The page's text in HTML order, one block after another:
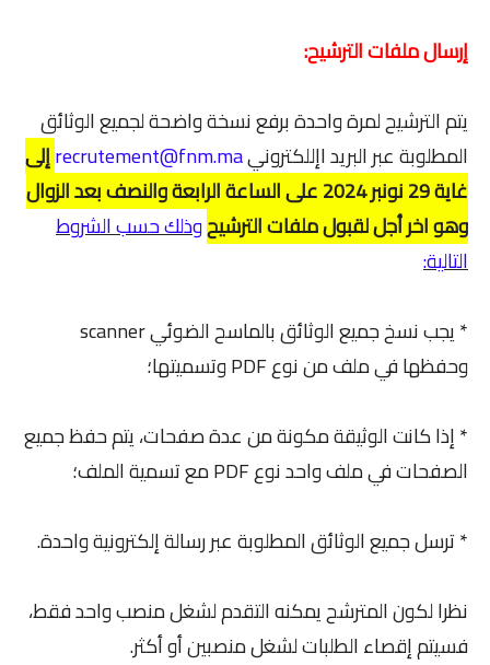
إرسال ملفات الترشيح:
يتم الترشيح لمرة واحدة برفع نسخة واضحة لجميع الوثائق
المطلوبة عبر البريد اإللكتروني
إلى
غاية 29 نونبر 2024 على الساعة الرابعة والنصف بعد الزوال
وهو اخر أجل لقبول ملفات الترشيحوذلك حسب الشروط
التالية:
* يجب نسخ جميع الوثائق بالماسح الضوئي scanner
وحفظها في ملف من نوع PDF وتسميتها؛
* إذا كانت الوثيقة مكونة من عدة صفحات، يتم حفظ جميع
الصفحات في ملف واحد نوع PDF مع تسمية الملف؛
* ترسل جميع الوثائق المطلوبة عبر رسالة إلكترونية واحدة.
نظرا لكون المترشح يمكنه التقدم لشغل منصب واحد فقط،
فسيتم إقصاء الطلبات لشغل منصبين أو أكثر.